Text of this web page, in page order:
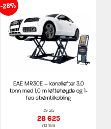
-28%
EAE MR30E – kanalløfter 3,0
tonn med 1,0 m løftehøyde og 1-
fas strømtilkobling
39 515
28 625
inkl mva